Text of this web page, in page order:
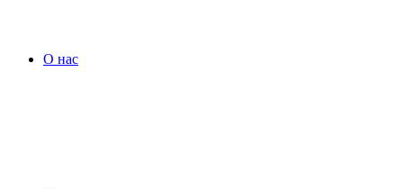
О нас